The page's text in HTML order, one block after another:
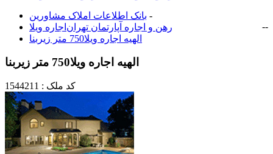
بانک اطلاعات املاک مشاورين -
رهن و اجاره آپارتمان تهران
- اجاره ویلا
-
الهیه اجاره ویلا750 متر زیربنا
الهیه اجاره ویلا750 متر زیربنا
کد ملک : 1544211